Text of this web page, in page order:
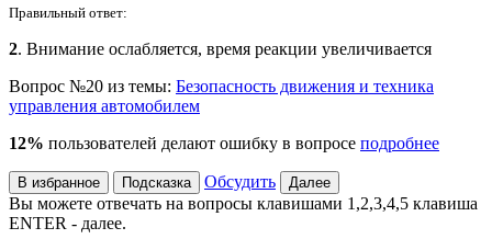
Правильный ответ:
2. Внимание ослабляется, время реакции увеличивается
Вопрос №20 из темы: Безопасность движения и техника
управления автомобилем
12% пользователей делают ошибку в вопросе подробнее
В избранное Подсказка Обсудить Далее
Вы можете отвечать на вопросы клавишами 1,2,3,4,5 клавиша
ENTER - далее.